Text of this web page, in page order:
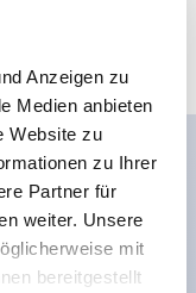
Anzeigen zu
Medien anbieten
Website zu
zu Ihrer
Partner für
weiter. Unsere
mit
bereitgestellt